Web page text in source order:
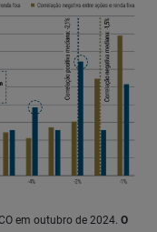
em outubro de 2024. O